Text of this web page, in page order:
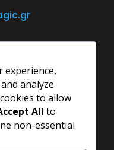
experience,
analyze
to allow
All to
non-essential